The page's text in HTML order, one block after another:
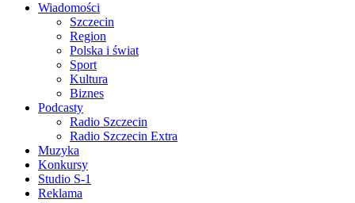
Wiadomości
Szczecin
Region
Polska i świat
Sport
Kultura
Biznes
Podcasty
Radio Szczecin
Radio Szczecin Extra
Muzyka
Konkursy
Studio S-1
Reklama